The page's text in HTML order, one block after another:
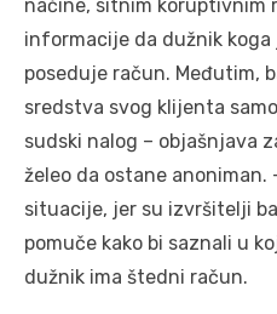
načine, sitnim koruptivnim
informacije da dužnik
poseduje račun. Međutim,
sredstva svog klijenta
sudski nalog – objašnjava
želeo da ostane anoniman.
situacije, jer su izvršitelji
pomuče kako bi saznali u
dužnik ima štedni račun.